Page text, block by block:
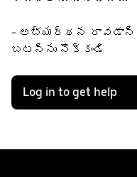
- అభ్యర్థన రావడాన్ని
బటన్‌ను నొక్కండి
Log in to get help